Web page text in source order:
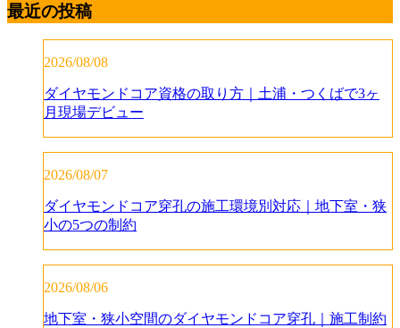
最近の投稿
2026/08/08
ダイヤモンドコア資格の取り方｜土浦・つくばで3ヶ
月現場デビュー
2026/08/07
ダイヤモンドコア穿孔の施工環境別対応｜地下室・狭
小の5つの制約
2026/08/06
地下室・狭小空間のダイヤモンドコア穿孔｜施工制約